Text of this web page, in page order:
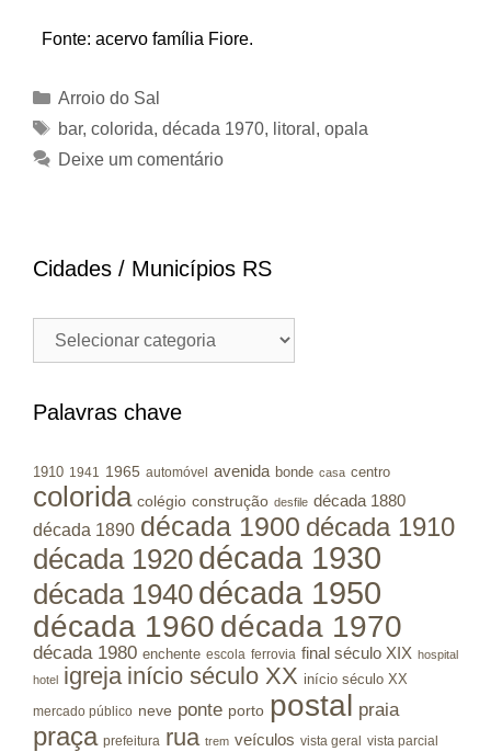
Fonte: acervo família Fiore.
Categorias
Arroio do Sal
Tags
bar, colorida, década 1970, litoral , opala
Deixe um comentário
Cidades / Municípios RS
Cidades
Municípios
Palavras chave
1910 1941 1965 automóvel avenida bonde casa centro
colorida colégio construção desfile década 1880
década 1890 década 1900 década 1910
década 1920 década 1930
década 1940 década 1950
década 1960 década 1970
década 1980 enchente escola ferrovia final século XIX hospital
hotel igreja início século XX início século XX
mercado público neve ponte porto postal praia
praça prefeitura rua trem veículos vista geral vista parcial